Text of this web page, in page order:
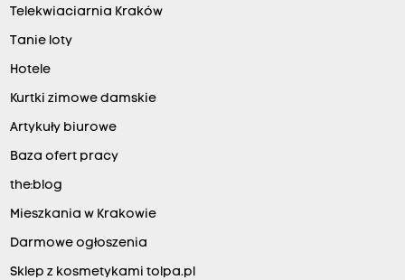
Telekwiaciarnia Kraków
Tanie loty
Hotele
Kurtki zimowe damskie
Artykuły biurowe
Baza ofert pracy
the:blog
Mieszkania w Krakowie
Darmowe ogłoszenia
Sklep z kosmetykami tolpa.pl